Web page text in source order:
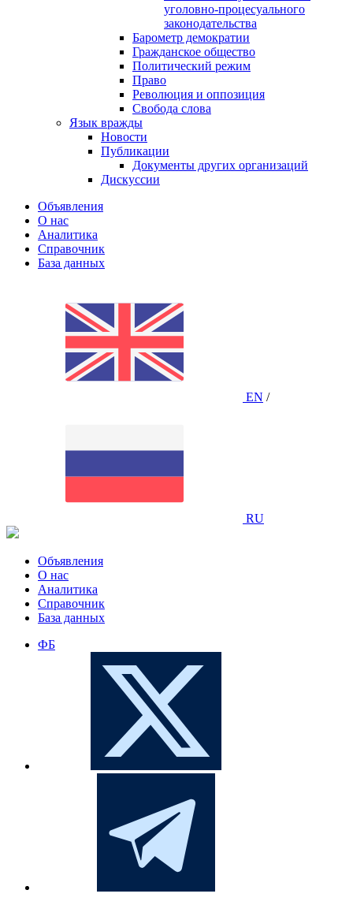
уголовно-процесуального
законодательства
Барометр демократии
Гражданское общество
Политический режим
Право
Революция и оппозиция
Свобода слова
Язык вражды
Новости
Публикации
Документы других организаций
Дискуссии
Объявления
О нас
Аналитика
Справочник
База данных
EN /
RU
Объявления
О нас
Аналитика
Справочник
База данных
ФБ